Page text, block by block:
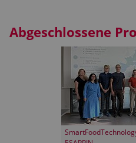
Abgeschlossene